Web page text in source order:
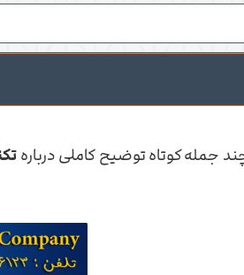
جمله کوتاه توضیح کاملی درباره